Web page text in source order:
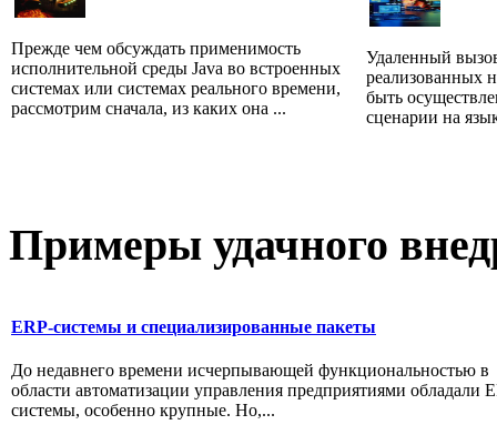
Прежде чем обсуждать применимость
исполнительной среды Java во встроенных
системах или системах реального времени,
рассмотрим сначала, из каких она ...
Удаленный
реализованных
быть
сценарии на
Примеры удачного
ERP-системы и специализированные пакеты
До недавнего времени исчерпывающей функциональностью в
области автоматизации управления предприятиями обладали
системы, особенно крупные. Но,...